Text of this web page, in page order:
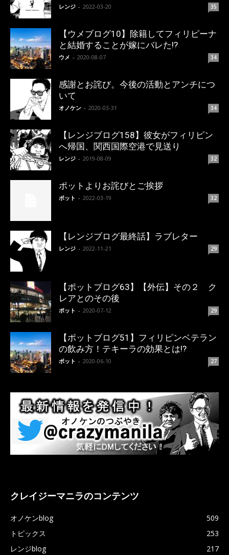
レンジ - 2022-03-20 35
【ウメブログ10】除籍してフィリピーナ
と結婚することが嫁にバレた!?
ウメ - 2020-08-07 34
感謝とお詫び。今後の活動とアンチにつ
いて
オノケン - 2020-03-31 34
【レンジブログ158】彼女がフィリピン
へ帰国、関西国際空港で見送り
レンジ - 2019-08-09 32
ポットよりお詫びとご挨拶
ポット - 2022-03-19 32
【レンジブログ最終話】ラブレター
レンジ - 2022-11-21 29
【ポットブログ63】【外伝】その２ ク
レアとのその後
ポット - 2020-07-12 29
【ポットブログ51】フィリピンベテラン
の飲み方！テキーラの効果とは!?
ポット - 2020-06-10 27
クレイジーマニラのコンテンツ
オノケンblog
509
トピックス
253
レンジblog
217